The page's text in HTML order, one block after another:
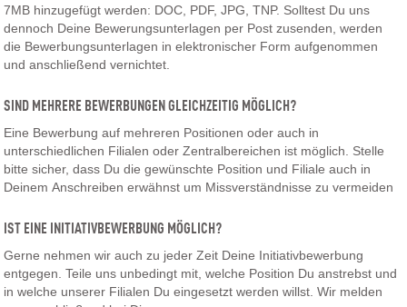
7MB hinzugefügt werden: DOC, PDF, JPG, TNP. Solltest Du uns
dennoch Deine Bewerungsunterlagen per Post zusenden, werden
die Bewerbungsunterlagen in elektronischer Form aufgenommen
und anschließend vernichtet.
SIND MEHRERE BEWERBUNGEN GLEICHZEITIG MÖGLICH?
Eine Bewerbung auf mehreren Positionen oder auch in
unterschiedlichen Filialen oder Zentralbereichen ist möglich. Stelle
bitte sicher, dass Du die gewünschte Position und Filiale auch in
Deinem Anschreiben erwähnst um Missverständnisse zu vermeiden
IST EINE INITIATIVBEWERBUNG MÖGLICH?
Gerne nehmen wir auch zu jeder Zeit Deine Initiativbewerbung
entgegen. Teile uns unbedingt mit, welche Position Du anstrebst und
in welche unserer Filialen Du eingesetzt werden willst. Wir melden